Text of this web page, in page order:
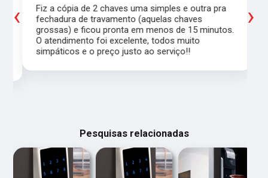
Fiz a cópia de 2 chaves uma simples e outra pra
fechadura de travamento (aquelas chaves
grossas) e ficou pronta em menos de 15 minutos.
O atendimento foi excelente, todos muito
simpáticos e o preço justo ao serviço!!
‹ ›
Pesquisas relacionadas